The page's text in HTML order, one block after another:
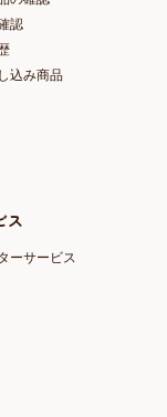
認
込み商品
ス
ーサービス